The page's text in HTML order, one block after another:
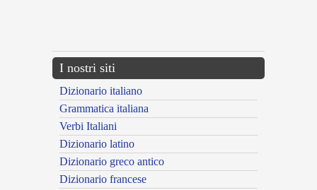
I nostri siti
Dizionario italiano
Grammatica italiana
Verbi Italiani
Dizionario latino
Dizionario greco antico
Dizionario francese